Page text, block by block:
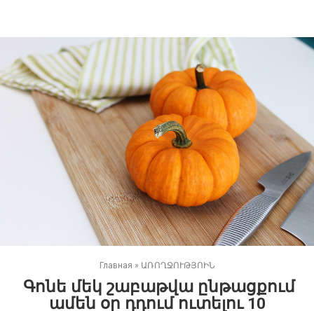
Главная » ԱՌՈՂՋՈՒԹՅՈԻՆ
Գոնե մեկ շաբաթվա ընթացքում
ամեն օր դդում ուտելու 10